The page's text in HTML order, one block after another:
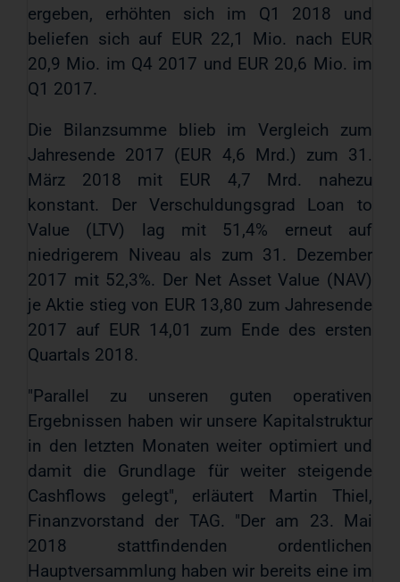
ergeben, erhöhten sich im Q1 2018 und
beliefen sich auf EUR 22,1 Mio. nach EUR
20,9 Mio. im Q4 2017 und EUR 20,6 Mio. im
Q1 2017.
Die Bilanzsumme blieb im Vergleich zum
Jahresende 2017 (EUR 4,6 Mrd.) zum 31.
März 2018 mit EUR 4,7 Mrd. nahezu
konstant. Der Verschuldungsgrad Loan to
Value (LTV) lag mit 51,4% erneut auf
niedrigerem Niveau als zum 31. Dezember
2017 mit 52,3%. Der Net Asset Value (NAV)
je Aktie stieg von EUR 13,80 zum Jahresende
2017 auf EUR 14,01 zum Ende des ersten
Quartals 2018.
"Parallel zu unseren guten operativen
Ergebnissen haben wir unsere Kapitalstruktur
in den letzten Monaten weiter optimiert und
damit die Grundlage für weiter steigende
Cashflows gelegt", erläutert Martin Thiel,
Finanzvorstand der TAG. "Der am 23. Mai
2018 stattfindenden ordentlichen
Hauptversammlung haben wir bereits eine im